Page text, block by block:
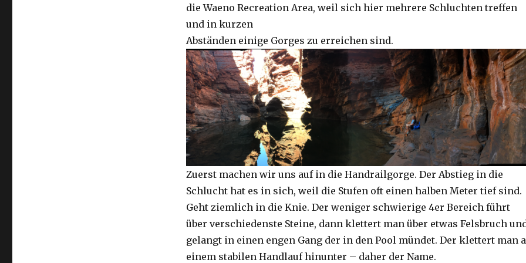
die Waeno Recreation Area, weil sich hier mehrere Schluchten treffen
und in kurzen
Abständen einige Gorges zu erreichen sind.
Zuerst machen wir uns auf in die Handrailgorge. Der Abstieg in die
Schlucht hat es in sich, weil die Stufen oft einen halben Meter tief sind.
Geht ziemlich in die Knie. Der weniger schwierige 4er Bereich führt
über verschiedenste Steine, dann klettert man über etwas Felsbruch
gelangt in einen engen Gang der in den Pool mündet. Der klettert man
einem stabilen Handlauf hinunter – daher der Name.